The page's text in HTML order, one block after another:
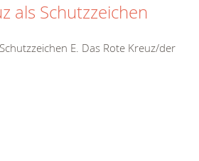
als Schutzzeichen
E. Das Rote Kreuz/der